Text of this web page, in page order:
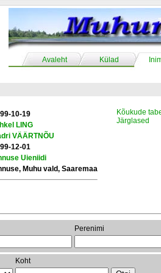
Avaleht Külad
10-19
LING
VÄÄRTNÕU
12-01
Uieniidi
Muhu vald, Saaremaa
Kõukude
Järglased
Perenimi
Koht